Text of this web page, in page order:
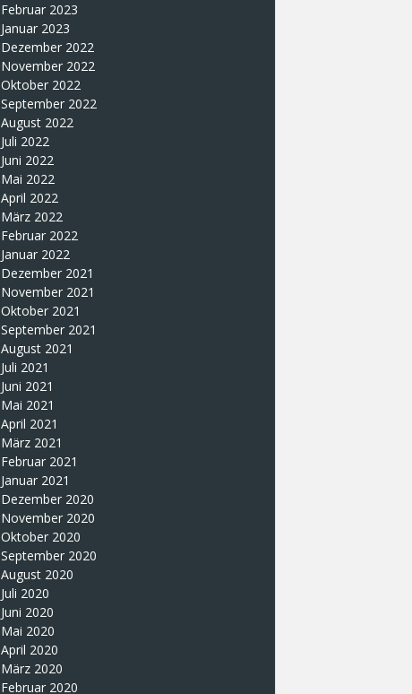
Februar 2023
Januar 2023
Dezember 2022
November 2022
Oktober 2022
September 2022
August 2022
Juli 2022
Juni 2022
Mai 2022
April 2022
März 2022
Februar 2022
Januar 2022
Dezember 2021
November 2021
Oktober 2021
September 2021
August 2021
Juli 2021
Juni 2021
Mai 2021
April 2021
März 2021
Februar 2021
Januar 2021
Dezember 2020
November 2020
Oktober 2020
September 2020
August 2020
Juli 2020
Juni 2020
Mai 2020
April 2020
März 2020
Februar 2020